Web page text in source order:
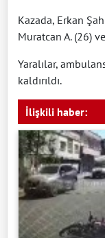
Kazada, Erkan
Muratcan A. (26)
Yaralılar,
kaldırıldı.
İlişkili haber: